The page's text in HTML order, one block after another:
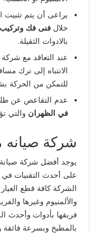
يراعى أن يتم تثبيت
خلالفنى فك وتركيب
بالادوات الثقيلة.
عند التعاقد مع
الانتباه إلى ترك
للتمكن من الحركة
عدم التقاعص عن
في الظهرانوالتي
شركة صيانه
يوجد أفضل شركة
على أحدث التقنيات في
الشركة كافة قطع
والألمنيوم وغيرها
فريقها بأدوات وأحدث
بالمطبخ وبسرعة